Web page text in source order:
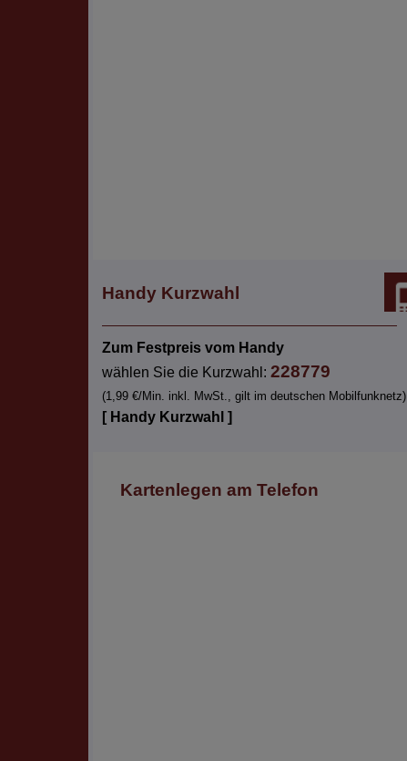
Handy Kurzwahl
Zum Festpreis vom Handy
wählen Sie die Kurzwahl: 228779
(1,99 €/Min. inkl. MwSt., gilt im deutschen Mobilfunknetz)
[ Handy Kurzwahl ]
Kartenlegen am Telefon